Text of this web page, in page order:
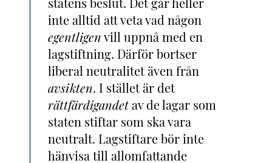
inte alltid att veta vad någon
egentligenvill uppnå med en
lagstiftning. Därför bortser
liberal neutralitet även från
avsikten. I stället är det
rättfärdigandetav de lagar som
staten stiftar som ska vara
neutralt. Lagstiftare bör inte
hänvisa till allomfattande